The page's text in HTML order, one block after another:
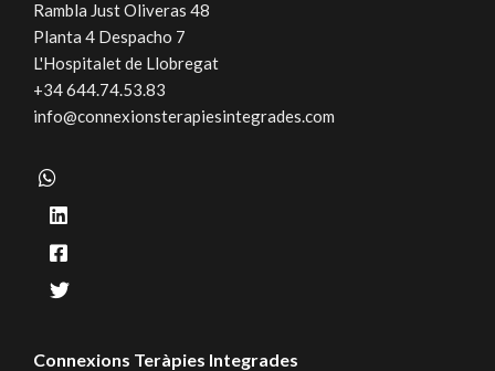
Rambla Just Oliveras 48
Planta 4 Despacho 7
L'Hospitalet de Llobregat
+34 644.74.53.83
info@connexionsterapiesintegrades.com
Connexions Teràpies Integrades